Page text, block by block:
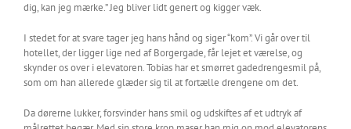
dig, kan jeg mærke.” Jeg bliver lidt genert og kigger væk.
I stedet for at svare tager jeg hans hånd og siger “kom”. Vi går over til
hotellet, der ligger lige ned af Borgergade, får lejet et værelse, og
skynder os over i elevatoren. Tobias har et smørret gadedrengesmil på,
som om han allerede glæder sig til at fortælle drengene om det.
Da dørerne lukker, forsvinder hans smil og udskiftes af et udtryk af